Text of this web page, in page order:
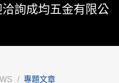
詢成均五金有限公
專題文章